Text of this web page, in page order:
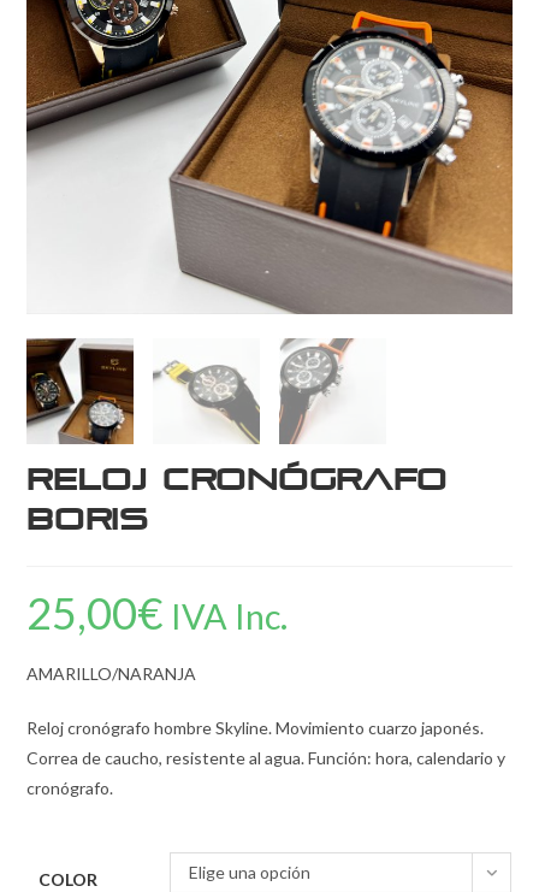
Reloj cronógrafo
Boris
25,00€ IVA Inc.
AMARILLO/NARANJA
Reloj cronógrafo hombre Skyline. Movimiento cuarzo japonés.
Correa de caucho, resistente al agua. Función: hora, calendario y
cronógrafo.
COLOR Elige una opción